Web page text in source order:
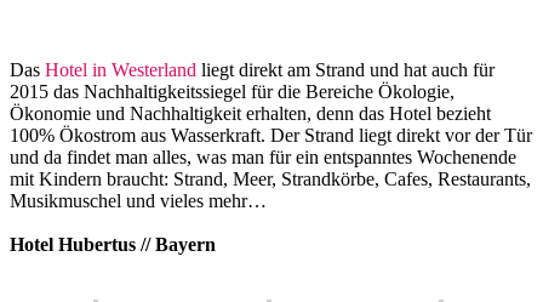
Das Hotel in Westerland liegt direkt am Strand und hat auch für
2015 das Nachhaltigkeitssiegel für die Bereiche Ökologie,
Ökonomie und Nachhaltigkeit erhalten, denn das Hotel bezieht
100% Ökostrom aus Wasserkraft. Der Strand liegt direkt vor der Tür
und da findet man alles, was man für ein entspanntes Wochenende
mit Kindern braucht: Strand, Meer, Strandkörbe, Cafes, Restaurants,
Musikmuschel und vieles mehr…
Hotel Hubertus // Bayern